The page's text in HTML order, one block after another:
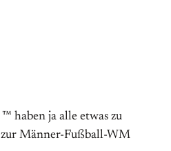
haben ja alle etwas zu
zur Männer-Fußball-WM